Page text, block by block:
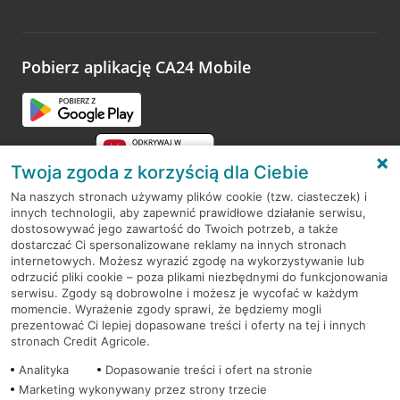
opinie.
Pobierz aplikację CA24 Mobile
RODO
Regulamin serwisu
Mapa serwisu
PolitykaCookies
Twoja zgoda z korzyścią dla Ciebie
Na naszych stronach używamy plików cookie (tzw. ciasteczek) i
innych technologii, aby zapewnić prawidłowe działanie serwisu,
dostosowywać jego zawartość do Twoich potrzeb, a także
dostarczać Ci spersonalizowane reklamy na innych stronach
internetowych. Możesz wyrazić zgodę na wykorzystywanie lub
odrzucić pliki cookie – poza plikami niezbędnymi do funkcjonowania
serwisu. Zgody są dobrowolne i możesz je wycofać w każdym
momencie. Wyrażenie zgody sprawi, że będziemy mogli
prezentować Ci lepiej dopasowane treści i oferty na tej i innych
stronach Credit Agricole.
Analityka
Dopasowanie treści i ofert na stronie
Marketing wykonywany przez strony trzecie